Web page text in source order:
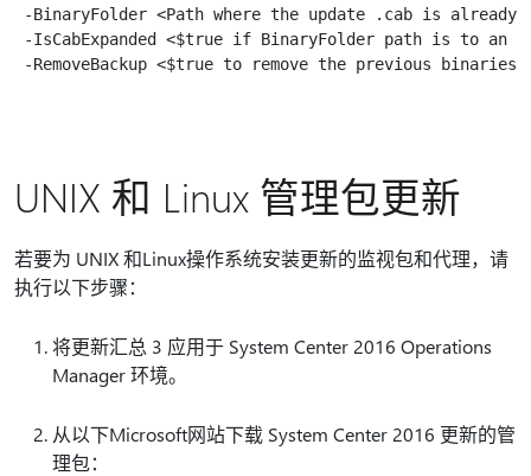
-BinaryFolder <Path where the update .cab is already
-IsCabExpanded <$true if BinaryFolder path is to
UNIX 和 Linux 管理包更新
若要为 UNIX 和Linux操作系统安装更新的监视包和代理，请
执行以下步骤：
将更新汇总 3 应用于 System Center 2016 Operations
Manager 环境。
从以下Microsoft网站下载 System Center 2016 更新的管
理包：